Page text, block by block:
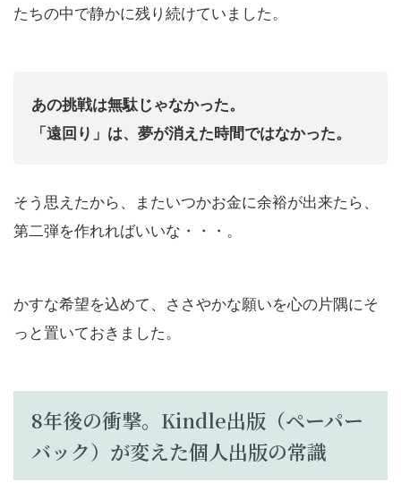
たちの中で静かに残り続けていました。
あの挑戦は無駄じゃなかった。
「遠回り」は、夢が消えた時間ではなかった。
そう思えたから、またいつかお金に余裕が出来たら、
第二弾を作れればいいな・・・。
かすな希望を込めて、ささやかな願いを心の片隅にそ
っと置いておきました。
8年後の衝撃。Kindle出版（ペーパー
バック）が変えた個人出版の常識